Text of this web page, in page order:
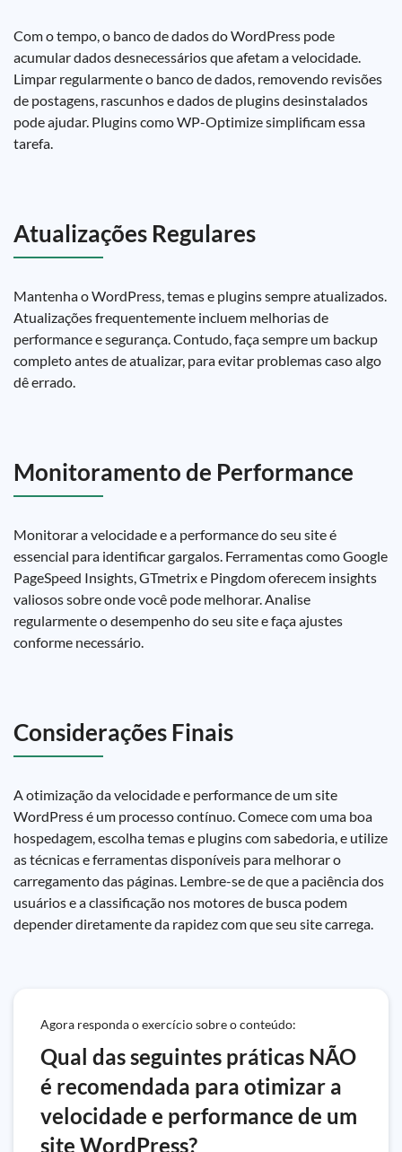
Com o tempo, o banco de dados do WordPress pode
acumular dados desnecessários que afetam a velocidade.
Limpar regularmente o banco de dados, removendo revisões
de postagens, rascunhos e dados de plugins desinstalados
pode ajudar. Plugins como WP-Optimize simplificam essa
tarefa.
Atualizações Regulares
Mantenha o WordPress, temas e plugins sempre atualizados.
Atualizações frequentemente incluem melhorias de
performance e segurança. Contudo, faça sempre um backup
completo antes de atualizar, para evitar problemas caso algo
dê errado.
Monitoramento de Performance
Monitorar a velocidade e a performance do seu site é
essencial para identificar gargalos. Ferramentas como Google
PageSpeed Insights, GTmetrix e Pingdom oferecem insights
valiosos sobre onde você pode melhorar. Analise
regularmente o desempenho do seu site e faça ajustes
conforme necessário.
Considerações Finais
A otimização da velocidade e performance de um site
WordPress é um processo contínuo. Comece com uma boa
hospedagem, escolha temas e plugins com sabedoria, e utilize
as técnicas e ferramentas disponíveis para melhorar o
carregamento das páginas. Lembre-se de que a paciência dos
usuários e a classificação nos motores de busca podem
depender diretamente da rapidez com que seu site carrega.
Agora responda o exercício sobre o conteúdo:
Qual das seguintes práticas NÃO
é recomendada para otimizar a
velocidade e performance de um
site WordPress?